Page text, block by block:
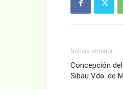
Noticia anterior
Concepción
Sibau Vda. de